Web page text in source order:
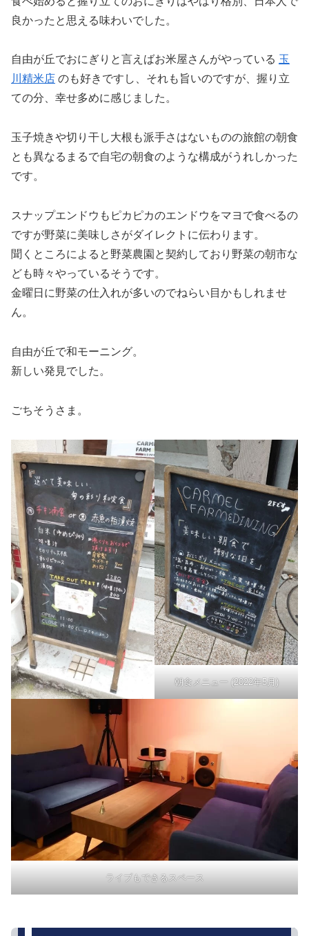
良かったと思える味わいでした。
自由が丘でおにぎりと言えばお米屋さんがやっている 玉
川精米店 のも好きですし、それも旨いのですが、握り立
ての分、幸せ多めに感じました。
玉子焼きや切り干し大根も派手さはないものの旅館の朝食
とも異なるまるで自宅の朝食のような構成がうれしかった
です。
スナップエンドウもピカピカのエンドウをマヨで食べるの
ですが野菜に美味しさがダイレクトに伝わります。
聞くところによると野菜農園と契約しており野菜の朝市な
ども時々やっているそうです。
金曜日に野菜の仕入れが多いのでねらい目かもしれませ
ん。
自由が丘で和モーニング。
新しい発見でした。
ごちそうさま。
朝食メニュー (2022年5月)
ライブもできるスペース